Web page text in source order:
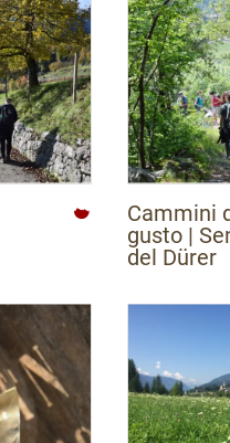
Cammini
gusto |
del Dürer